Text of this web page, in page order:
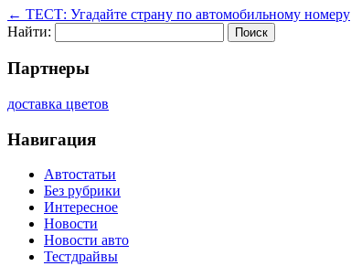
← ТЕСТ: Угадайте страну по автомобильному номеру
Найти:
Партнеры
доставка цветов
Навигация
Автостатьи
Без рубрики
Интересное
Новости
Новости авто
Тестдрайвы